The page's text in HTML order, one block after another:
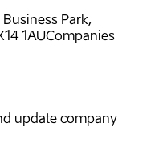
Park,
1AUCompanies
update company